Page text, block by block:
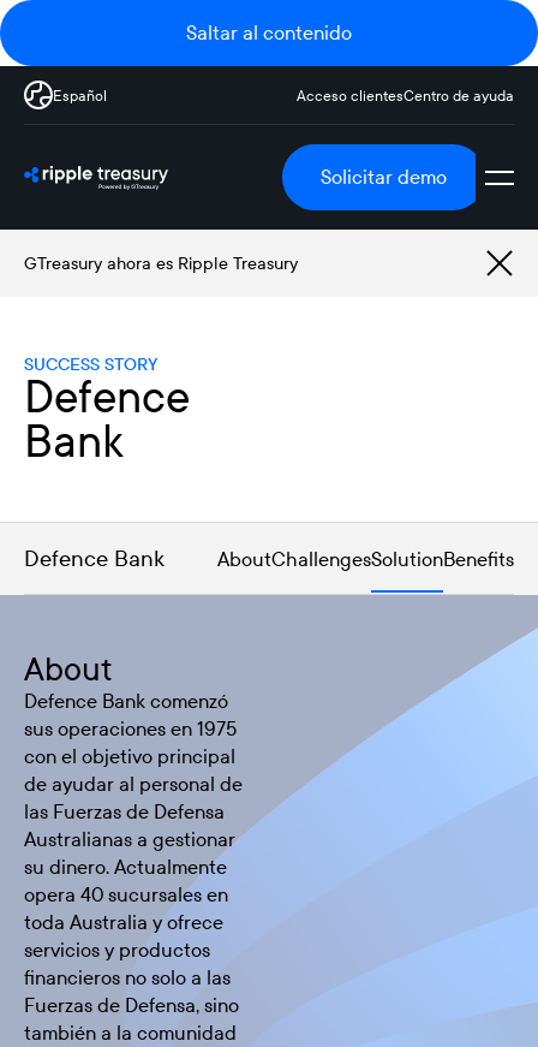
Saltar al contenido
Español Acceso clientesCentro de ayuda
Solicitar demo
GTreasury ahora es Ripple Treasury
SUCCESS STORY
Defence
Bank
Defence Bank AboutChallengesSolutionBenefits
About
Defence Bank comenzó
sus operaciones en 1975
con el objetivo principal
de ayudar al personal de
las Fuerzas de Defensa
Australianas a gestionar
su dinero. Actualmente
opera 40 sucursales en
toda Australia y ofrece
servicios y productos
financieros no solo a las
Fuerzas de Defensa, sino
también a la comunidad